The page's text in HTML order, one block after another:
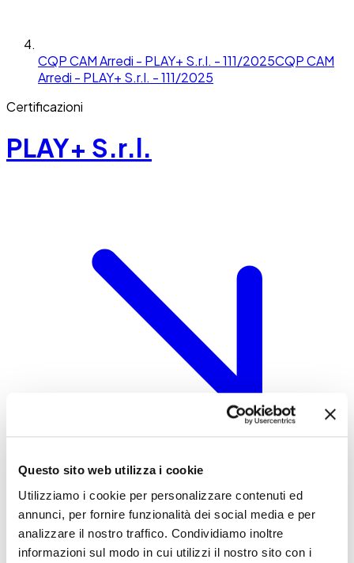
Questo sito web utilizza i cookie
Utilizziamo i cookie per personalizzare contenuti ed
annunci, per fornire funzionalità dei social media e per
analizzare il nostro traffico. Condividiamo inoltre
informazioni sul modo in cui utilizzi il nostro sito con i
CQP CAM Arredi - PLAY+ S.r.l. - 111/2025CQP CAM
Arredi - PLAY+ S.r.l. - 111/2025
Certificazioni
PLAY+ S.r.l.
CQP CAM Arredi